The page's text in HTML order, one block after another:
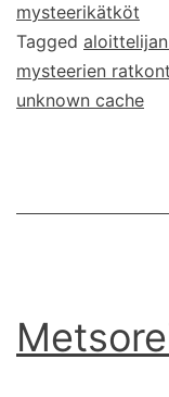
mysteerikätköt
Tagged
mysteerien
unknown cache